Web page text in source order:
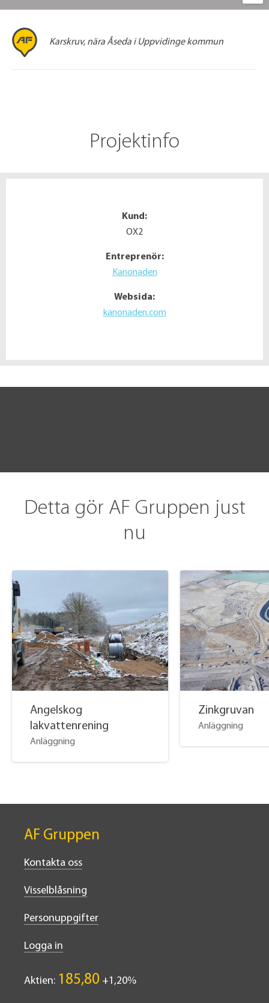
Karskruv, nära Åseda i Uppvidinge kommun
Projektinfo
Kund:
OX2
Entreprenör:
Kanonaden
Websida:
kanonaden.com
Detta gör AF Gruppen just
nu
Angelskog
lakvattenrening
Anläggning
Zinkgruvan
Anläggning
AF Gruppen
Kontakta oss
Visselblåsning
Personuppgifter
Logga in
Aktien: 185,80 1,20%